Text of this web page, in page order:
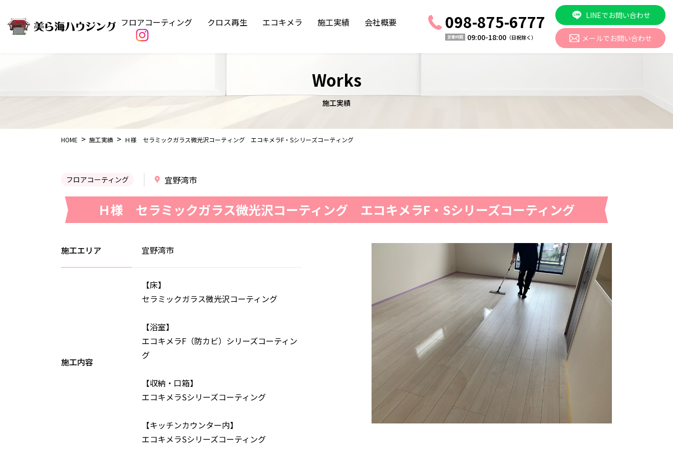
フロアコーティング クロス再生 エコキメラ 施工実績 会社概要 098-875-6777
営業時間 09:00-18:00 （日祝除く）
LINEでお問い合わせ
メールでお問い合わせ
Works
施工実績
HOME 施工実績 Ｈ様 セラミックガラス微光沢コーティング エコキメラF・Sシリーズコーティング
フロアコーティング 宜野湾市
Ｈ様 セラミックガラス微光沢コーティング エコキメラF・Sシリーズコーティング
施工エリア 宜野湾市
施工内容
【床】
セラミックガラス微光沢コーティング
【浴室】
エコキメラF（防カビ）シリーズコーティン
グ
【収納・口箱】
エコキメラSシリーズコーティング
【キッチンカウンター内】
エコキメラSシリーズコーティング